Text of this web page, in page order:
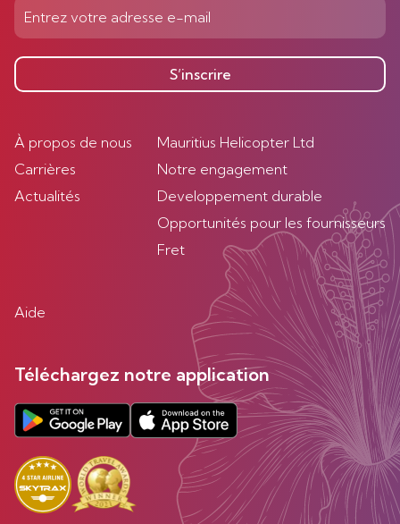
S’inscrire
À propos de nous
Carrières
Actualités
Mauritius Helicopter Ltd
Notre engagement
Developpement durable
Opportunités pour les fournisseurs
Fret
Aide
Téléchargez notre application